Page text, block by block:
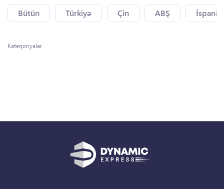
Bütün Türkiyə Çin ABŞ
Kateqoriyalar